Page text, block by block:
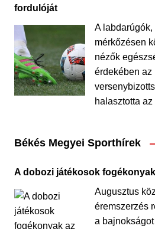
fordulóját
A
mérkőzésen
nézők
érdekében az
halasztotta az
Békés Megyei Sporthírek
A dobozi játékosok
Augusztus
éremszerzés
a